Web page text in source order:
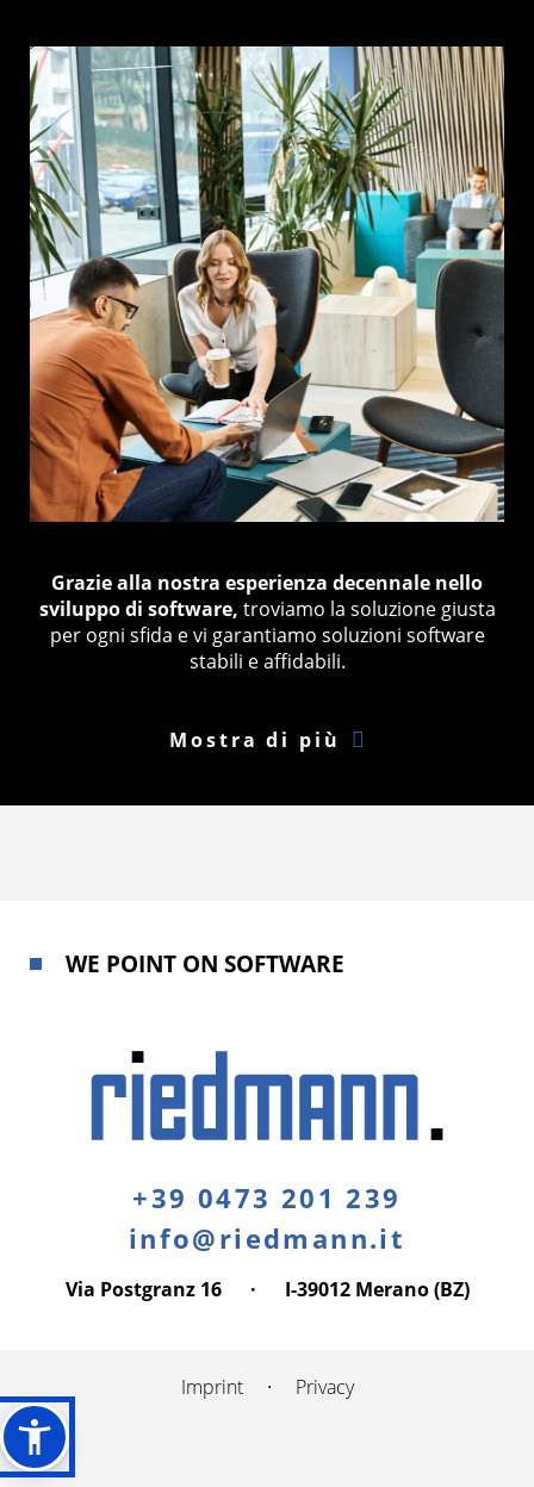
Grazie alla nostra esperienza decennale nello
sviluppo di software, troviamo la soluzione giusta
per ogni sfida e vi garantiamo soluzioni software
stabili e affidabili.
Mostra di più
WE POINT ON SOFTWARE
+39 0473 201 239
info@riedmann.it
Via Postgranz 16 · I-39012 Merano (BZ)
Imprint · Privacy